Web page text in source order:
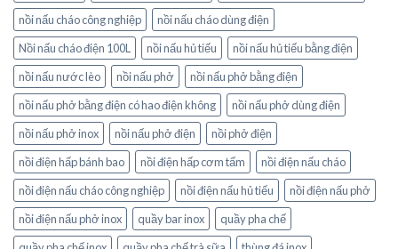
nồi nấu cháo công nghiệp
nồi nấu cháo dùng điện
Nồi nấu cháo điện 100L
nồi nấu hủ tiếu
nồi nấu hủ tiếu bằng điện
nồi nấu nước lèo
nồi nấu phở
nồi nấu phở bằng điện
nồi nấu phở bằng điện có hao điện không
nồi nấu phở dùng điện
nồi nấu phở inox
nồi nấu phở điện
nồi phở điện
nồi điện hấp bánh bao
nồi điện hấp cơm tấm
nồi điện nấu cháo
nồi điện nấu cháo công nghiệp
nồi điện nấu hủ tiếu
nồi điện nấu phở
nồi điện nấu phở inox
quầy bar inox
quầy pha chế